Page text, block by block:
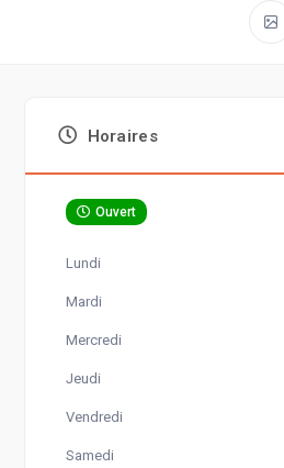
Horaires
Ouvert
Lundi
Mardi
Mercredi
Jeudi
Vendredi
Samedi